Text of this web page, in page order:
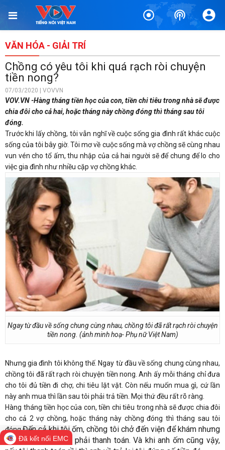
VĂN HÓA - GIẢI TRÍ
Chồng có yêu tôi khi quá rạch ròi chuyện
tiền nong?
07/03/2020 | VOVVN
VOV.VN -Hàng tháng tiền học của con, tiền chi tiêu trong nhà sẽ được
chia đôi cho cả hai, hoặc tháng này chồng đóng thì tháng sau tôi
đóng.
Trước khi lấy chồng, tôi vẫn nghĩ về cuộc sống gia đình rất khác cuộc
sống của tôi bây giờ. Tôi mơ về cuộc sống mà vợ chồng sẽ cùng nhau
vun vén cho tổ ấm, thu nhập của cả hai người sẽ để chung để lo cho
việc gia đình như nhiều cặp vợ chồng khác.
Ngay từ đầu về sống chung cùng nhau, chồng tôi đã rất rạch ròi chuyện
tiền nong. (ảnh minh hoạ- Phụ nữ Việt Nam)
Nhưng gia đình tôi không thế. Ngay từ đầu về sống chung cùng nhau,
chồng tôi đã rất rạch ròi chuyện tiền nong. Anh ấy mỗi tháng chỉ đưa
cho tôi đủ tiền đi chợ, chi tiêu lặt vặt. Còn nếu muốn mua gì, cứ lần
này anh mua thì lần sau tôi phải trả tiền. Mọi thứ đều rất rõ ràng.
Hàng tháng tiền học của con, tiền chi tiêu trong nhà sẽ được chia đôi
cho cả 2 vợ chồng, hoặc tháng này chồng đóng thì tháng sau tôi
đóng.Đến cả khi tôi ốm, chồng tôi chở đến viện để khám nhưng
mọi chi phí tôi đều phải thanh toán. Và khi anh ốm cũng vậy,
Đã kết nối EMC